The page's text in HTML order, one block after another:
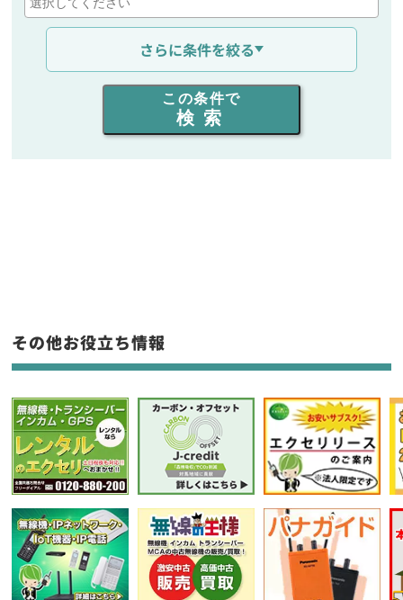
通信距離を選ぶ
出力を選ぶ
同時通話人数を選ぶ
フリーワード入力(製品名等)
選択条件をリセット
さらに条件を絞る
この条件で
検索
その他お役立ち情報